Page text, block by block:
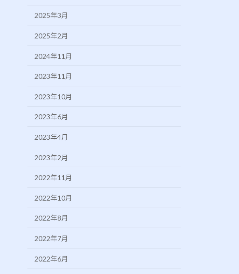
2025年3月
2025年2月
2024年11月
2023年11月
2023年10月
2023年6月
2023年4月
2023年2月
2022年11月
2022年10月
2022年8月
2022年7月
2022年6月